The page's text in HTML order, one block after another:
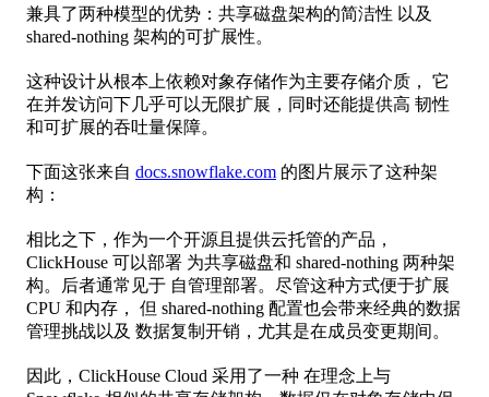
兼具了两种模型的优势：共享磁盘架构的简洁性 以及
shared-nothing 架构的可扩展性。
这种设计从根本上依赖对象存储作为主要存储介质， 它
在并发访问下几乎可以无限扩展，同时还能提供高 韧性
和可扩展的吞吐量保障。
下面这张来自 docs.snowflake.com 的图片展示了这种架
构：
相比之下，作为一个开源且提供云托管的产品，
ClickHouse 可以部署 为共享磁盘和 shared-nothing 两种架
构。后者通常见于 自管理部署。尽管这种方式便于扩展
CPU 和内存， 但 shared-nothing 配置也会带来经典的数据
管理挑战以及 数据复制开销，尤其是在成员变更期间。
因此，ClickHouse Cloud 采用了一种 在理念上与